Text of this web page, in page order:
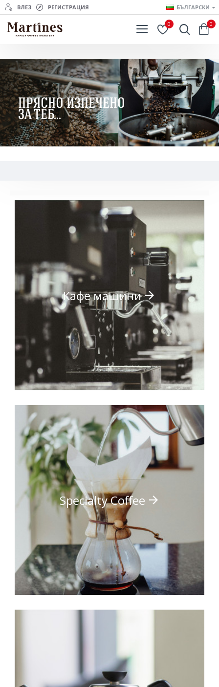
ВЛЕЗ РЕГИСТРАЦИЯ БЪЛГАРСКИ
0 0
ПРЯСНО ИЗПЕЧЕНО
ЗА ТЕБ...
Кафе машини
Specialty Coffee